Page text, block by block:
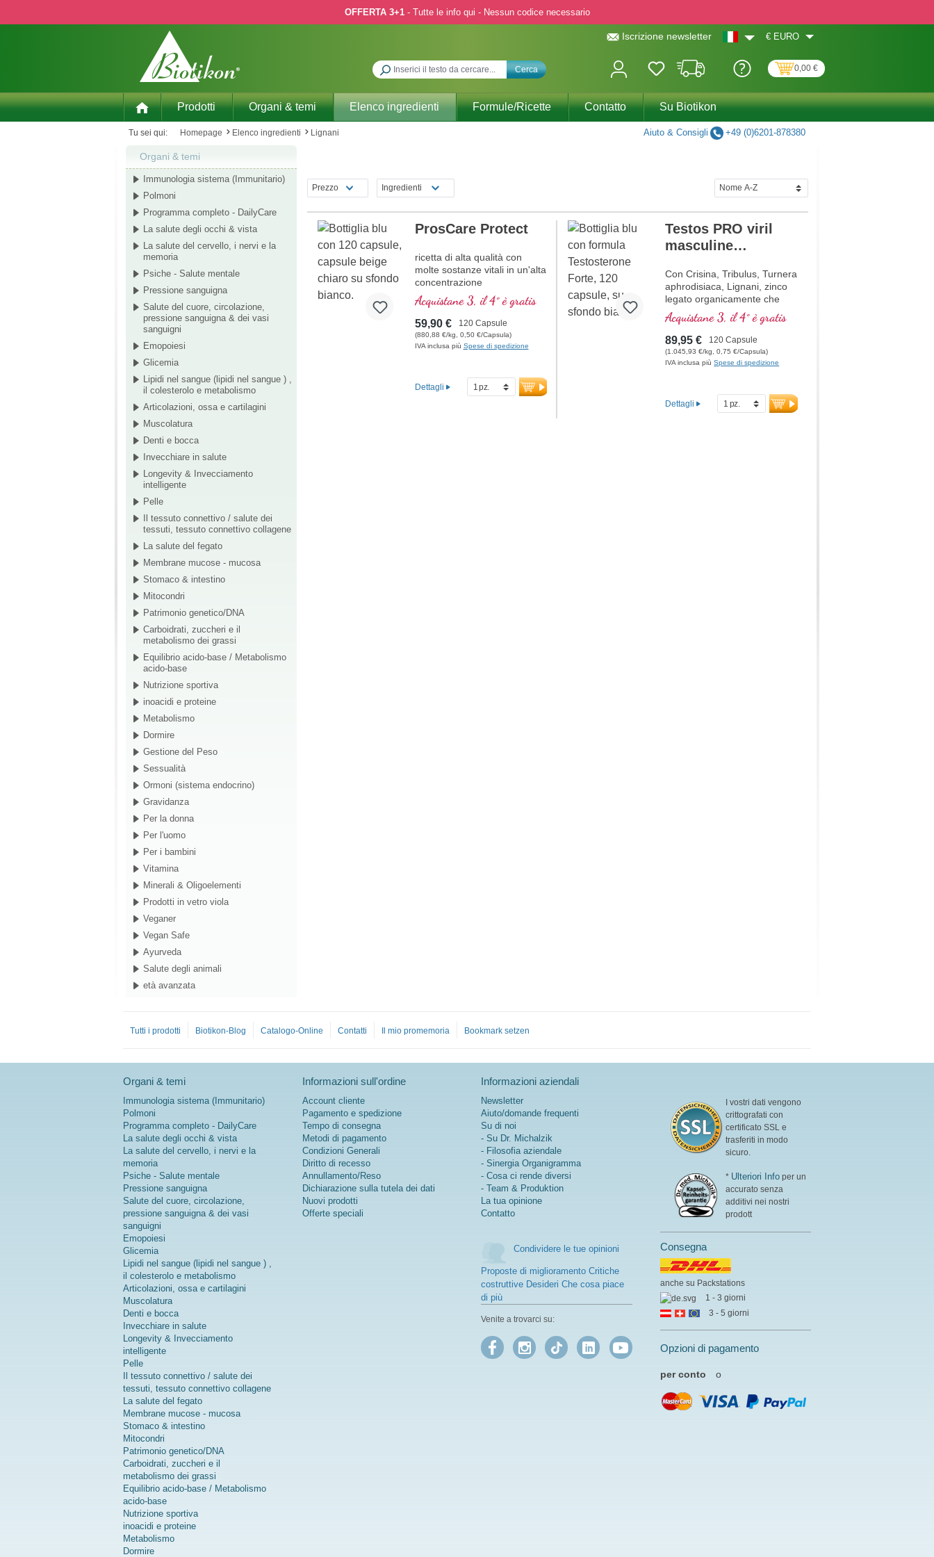
OFFERTA 3+1- Tutte le info qui - Nessun codice necessario
Iscrizione newsletter € EURO
Cerca 0,00 €
Prodotti Organi & temi Elenco ingredienti Formule/Ricette Contatto Su Biotikon
Tu sei qui: Homepage Elenco ingredienti Lignani Aiuto & Consigli +49 (0)6201-878380
Organi & temi
Immunologia sistema (Immunitario)
Polmoni
Programma completo - DailyCare
La salute degli occhi & vista
La salute del cervello, i nervi e la
memoria
Psiche - Salute mentale
Pressione sanguigna
Salute del cuore, circolazione,
pressione sanguigna & dei vasi
sanguigni
Emopoiesi
Glicemia
Lipidi nel sangue (lipidi nel sangue ) ,
il colesterolo e metabolismo
Articolazioni, ossa e cartilagini
Muscolatura
Denti e bocca
Invecchiare in salute
Longevity & Invecciamento
intelligente
Pelle
Il tessuto connettivo / salute dei
tessuti, tessuto connettivo collagene
La salute del fegato
Membrane mucose - mucosa
Stomaco & intestino
Mitocondri
Patrimonio genetico/DNA
Carboidrati, zuccheri e il
metabolismo dei grassi
Equilibrio acido-base / Metabolismo
acido-base
Nutrizione sportiva
inoacidi e proteine
Metabolismo
Dormire
Gestione del Peso
Sessualità
Ormoni (sistema endocrino)
Gravidanza
Per la donna
Per l'uomo
Per i bambini
Vitamina
Minerali & Oligoelementi
Prodotti in vetro viola
Veganer
Vegan Safe
Ayurveda
Salute degli animali
età avanzata
Prezzo Ingredienti
ProsCare Protect
ricetta di alta qualità con
molte sostanze vitali in un'alta
concentrazione
Acquistane 3, il 4° è gratis
59,90 € 120 Capsule
(880,88 €/kg, 0,50 €/Capsula)
IVA inclusa più Spese di spedizione
Dettagli
Testos PRO viril
masculine
Con Crisina, Tribulus, Turnera
aphrodisiaca, Lignani, zinco
legato organicamente che
aiuta a mantenere un
normale livello di testosterone
nel sangue, la sintesi
proteica, il metabolismo dei
carboidrati, gli acidi grassi e il
Acquistane 3, il 4° è gratis
89,95 € 120 Capsule
(1.045,93 €/kg, 0,75 €/Capsula)
IVA inclusa piùSpese di spedizione
Dettagli
Tutti i prodotti Biotikon-Blog Catalogo-Online Contatti Il mio promemoria Bookmark setzen
Organi & temi
Immunologia sistema (Immunitario)
Polmoni
Programma completo - DailyCare
La salute degli occhi & vista
La salute del cervello, i nervi e la
memoria
Psiche - Salute mentale
Pressione sanguigna
Salute del cuore, circolazione,
pressione sanguigna & dei vasi
sanguigni
Emopoiesi
Glicemia
Lipidi nel sangue (lipidi nel sangue ) ,
il colesterolo e metabolismo
Articolazioni, ossa e cartilagini
Muscolatura
Denti e bocca
Invecchiare in salute
Longevity & Invecciamento
intelligente
Pelle
Il tessuto connettivo / salute dei
tessuti, tessuto connettivo collagene
La salute del fegato
Membrane mucose - mucosa
Stomaco & intestino
Mitocondri
Patrimonio genetico/DNA
Carboidrati, zuccheri e il
metabolismo dei grassi
Equilibrio acido-base / Metabolismo
acido-base
Nutrizione sportiva
inoacidi e proteine
Metabolismo
Dormire
Informazioni sull'ordine
Account cliente
Pagamento e spedizione
Tempo di consegna
Metodi di pagamento
Condizioni Generali
Diritto di recesso
Annullamento/Reso
Dichiarazione sulla tutela dei dati
Nuovi prodotti
Offerte speciali
Informazioni aziendali
Newsletter
Aiuto/domande frequenti
Su di noi
- Su Dr. Michalzik
- Filosofia aziendale
- Sinergia Organigramma
- Cosa ci rende diversi
- Team & Produktion
La tua opinione
Contatto
Condividere le tue opinioni
Proposte di miglioramento Critiche
costruttive Desideri Che cosa piace
di più
Venite a trovarci su:
I vostri dati vengono
crittografati con
certificato SSL e
trasferiti in modo
sicuro.
* Ulteriori Info per un
accurato senza
additivi nei nostri
prodott
Consegna
anche su Packstations
1 - 3 giorni
3 - 5 giorni
Opzioni di pagamento
per conto o